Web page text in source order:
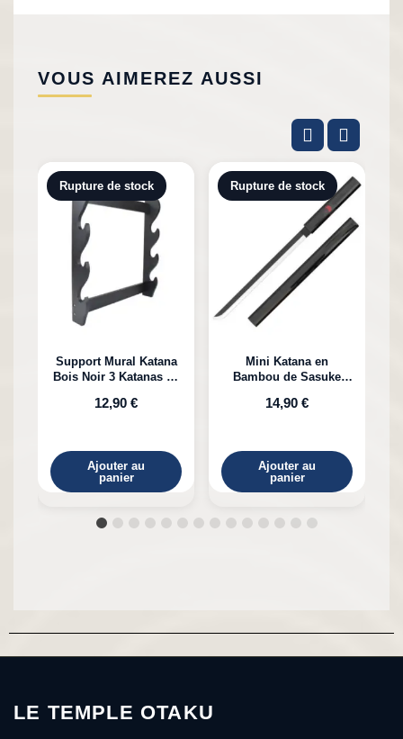
VOUS AIMEREZ AUSSI
Rupture de stock
Support Mural Katana
Bois Noir 3 Katanas en
12,90 €
Ajouter au
panier
Rupture de stock
Mini Katana en
Bambou de Sasuke
14,90 €
Ajouter au
panier
LE TEMPLE OTAKU